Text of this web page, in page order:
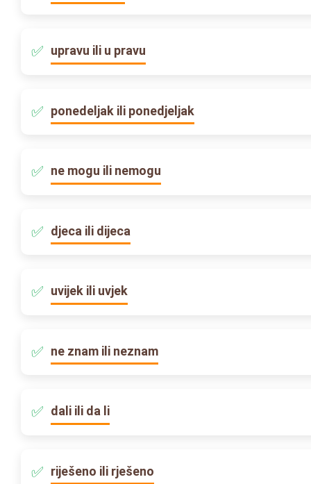
upravu ili u pravu
ponedeljak ili ponedjeljak
ne mogu ili nemogu
djeca ili dijeca
uvijek ili uvjek
ne znam ili neznam
dali ili da li
riješeno ili rješeno